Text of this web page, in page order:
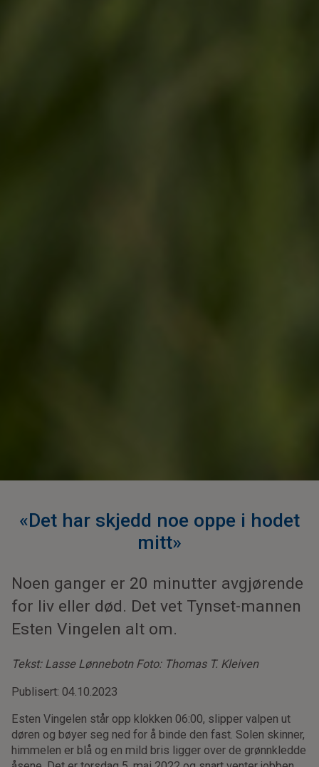
«Det har skjedd noe oppe i hodet
mitt»
Noen ganger er 20 minutter avgjørende
for liv eller død. Det vet Tynset-mannen
Esten Vingelen alt om.
Tekst: Lasse Lønnebotn Foto: Thomas T. Kleiven
Publisert: 04.10.2023
Esten Vingelen står opp klokken 06:00, slipper valpen ut
døren og bøyer seg ned for å binde den fast. Solen skinner,
himmelen er blå og en mild bris ligger over de grønnkledde